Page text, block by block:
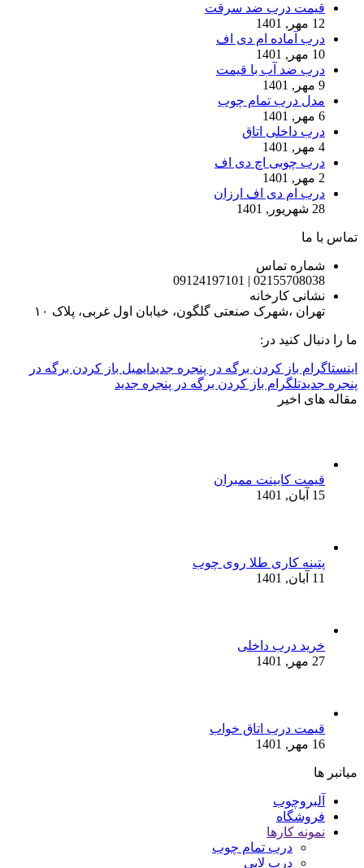
قیمت درب ضد سرقت
12 مهر, 1401
درب آماده ام دی اف
10 مهر, 1401
درب ضد آب با قیمت
9 مهر, 1401
مدل درب تمام چوب
6 مهر, 1401
درب داخلی اتاق
4 مهر, 1401
درب چوبی اچ دی اف
2 مهر, 1401
درب ام دی اف ارزان
28 شهریور, 1401
تماس با ما
شماره تماس
02155708038 | 09124197101
نشانی کارخانه
تهران ،شهرک صنعتی گلگون، خیابان اول غربی، پلاک ۱۰
ما را دنبال کنید در:
اینستاگرام باز کردن برگه در پنجره جدید ایمیل باز کردن برگه در
پنجره جدیدتلگرام باز کردن برگه در پنجره جدید
مقاله های اخیر
قیمت کابینت ممبران
15 آبان, 1401
پتینه کاری طلا روی چوب
11 آبان, 1401
خرید درب داخلی
27 مهر, 1401
قیمت درب اتاق خواب
16 مهر, 1401
میانبر ها
آلبروچوب
فروشگاه
نمونه کارها
درب تمام چوب
درب لابی